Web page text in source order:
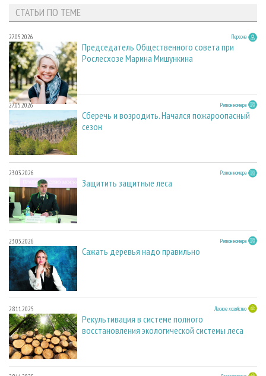
СТАТЬИ ПО ТЕМЕ
27.05.2026 Персона
Председатель Общественного совета при
Рослесхозе Марина Мишункина
27.05.2026 Регион номера
Сберечь и возродить. Начался пожароопасный
сезон
23.03.2026 Регион номера
Защитить защитные леса
23.03.2026 Регион номера
Сажать деревья надо правильно
28.11.2025 Лесное хозяйство
Рекультивация в системе полного
восстановления экологической системы леса